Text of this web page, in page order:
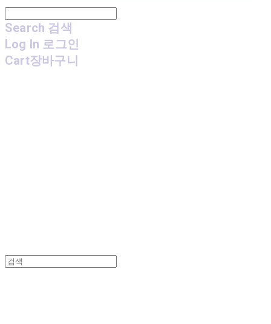
Search 검색
Log In 로그인
Cart장바구니